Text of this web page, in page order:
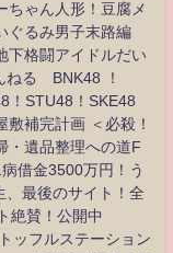
ゃん人形！豆腐メ
ぐるみ男子末路編
格闘アイドルだい
ねる BNK48 ！
！STU48！SKE48
補完計画 ＜必殺！
・遺品整理への道F
借金3500万円！う
、最後のサイト！全
絶賛！公開中
ッフルステーション